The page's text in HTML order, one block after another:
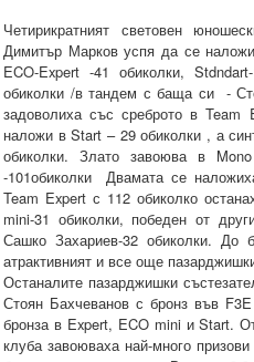
Четирикратният световен
Димитър Марков успя да се
ECO-Expert -41 обиколки,
обиколки /в тандем с баща си -
задоволиха със среброто в
наложи в Start – 29 обиколки , а
обиколки. Злато завоюва в
-101обиколки Двамата се
Team Expert с 112 обиколко
mini-31 обиколки, победен от
Сашко Захариев-32 обиколки.
атрактивният и все още
Останалите пазарджишки
Стоян Бахчеванов с бронз във
бронза в Expert, ECO mini и Start.
клуба завоюваха най-много